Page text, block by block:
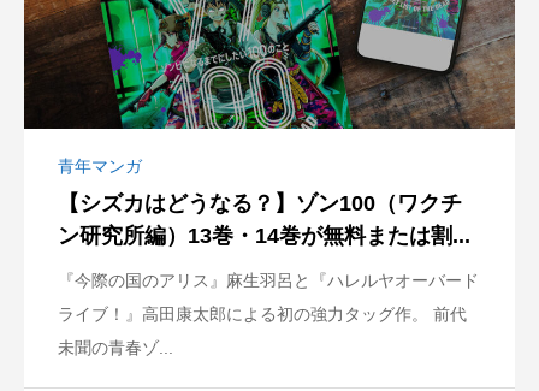
青年マンガ
【シズカはどうなる？】ゾン100（ワクチ
ン研究所編）13巻・14巻が無料または割...
『今際の国のアリス』麻生羽呂と『ハレルヤオーバード
ライブ！』高田康太郎による初の強力タッグ作。 前代
未聞の青春ゾ...